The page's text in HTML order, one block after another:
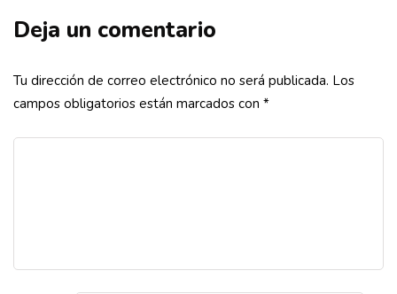
Deja un comentario
Tu dirección de correo electrónico no será publicada. Los
campos obligatorios están marcados con *